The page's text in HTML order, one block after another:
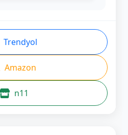
Trendyol
Amazon
n11